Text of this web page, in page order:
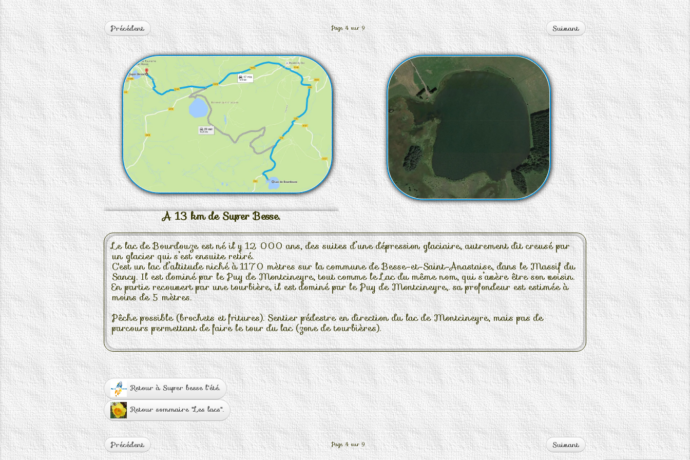
Précédent Page 4 sur 9 Suivant
A 13 km de Super Besse.
Le lac de Bourdouze est né il y 12 000 ans, des suites d’une dépression glaciaire, autrement dit creusé par
un glacier qui s’est ensuite retiré.
C'est un lac d’altitude niché à 1170 mètres sur la commune de Besse-et-Saint-Anastaise, dans le Massif du
Sancy. Il est dominé par le Puy de Montcineyre, tout comme le Lac du même nom, qui s’avère être son voisin.
En partie recouvert par une tourbière, il est dominé par le Puy de Montcineyre,. sa profondeur est estimée à
moins de 5 mètres.
Pêche possible (brochets et fritures). Sentier pédestre en direction du lac de Montcineyre, mais pas de
parcours permettant de faire le tour du lac (zone de tourbières).
Retour à Super besse l'été.
Retour sommaire "Les lacs".
Précédent Page 4 sur 9 Suivant